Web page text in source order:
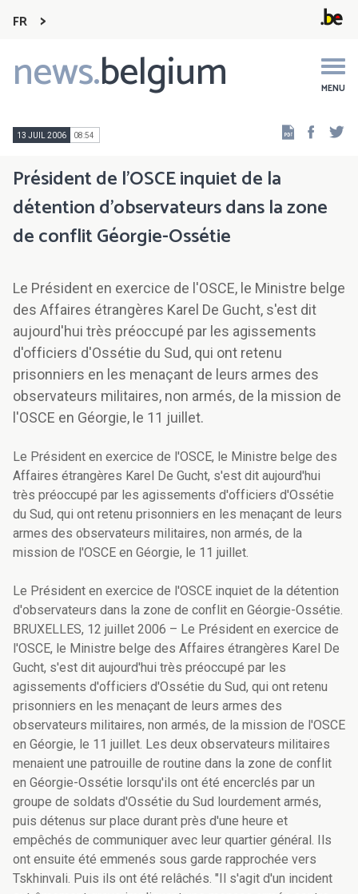
FR
news.belgium MENU
Main
navigation
13 JUIL 2006 08:54
Président de l'OSCE inquiet de la
détention d'observateurs dans la zone
de conflit Géorgie-Ossétie
Le Président en exercice de l'OSCE, le Ministre belge
des Affaires étrangères Karel De Gucht, s'est dit
aujourd'hui très préoccupé par les agissements
d'officiers d'Ossétie du Sud, qui ont retenu
prisonniers en les menaçant de leurs armes des
observateurs militaires, non armés, de la mission de
l'OSCE en Géorgie, le 11 juillet.
Le Président en exercice de l'OSCE, le Ministre belge des
Affaires étrangères Karel De Gucht, s'est dit aujourd'hui
très préoccupé par les agissements d'officiers d'Ossétie
du Sud, qui ont retenu prisonniers en les menaçant de leurs
armes des observateurs militaires, non armés, de la
mission de l'OSCE en Géorgie, le 11 juillet.
Le Président en exercice de l'OSCE inquiet de la détention
d'observateurs dans la zone de conflit en Géorgie-Ossétie.
BRUXELLES, 12 juillet 2006 – Le Président en exercice de
l'OSCE, le Ministre belge des Affaires étrangères Karel De
Gucht, s'est dit aujourd'hui très préoccupé par les
agissements d'officiers d'Ossétie du Sud, qui ont retenu
prisonniers en les menaçant de leurs armes des
observateurs militaires, non armés, de la mission de l'OSCE
en Géorgie, le 11 juillet. Les deux observateurs militaires
menaient une patrouille de routine dans la zone de conflit
en Géorgie-Ossétie lorsqu'ils ont été encerclés par un
groupe de soldats d'Ossétie du Sud lourdement armés,
puis détenus sur place durant près d'une heure et
empêchés de communiquer avec leur quartier général. Ils
ont ensuite été emmenés sous garde rapprochée vers
Tskhinvali. Puis ils ont été relâchés. "Il s'agit d'un incident